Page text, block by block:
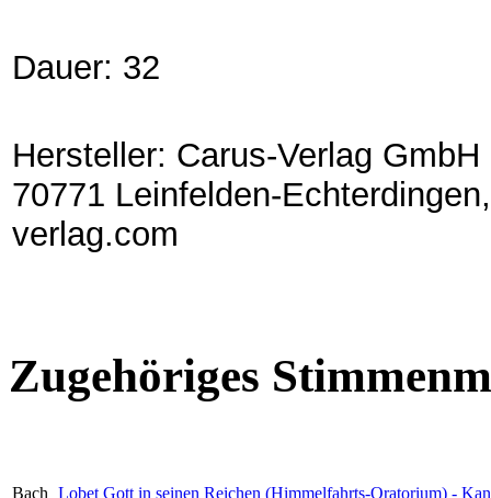
Dauer: 32
Hersteller: Carus-Verlag
70771 Leinfelden-
verlag.com
Zugehöriges
Bach Lobet Gott in seinen Reichen (Himmelfahrts-Oratorium) -